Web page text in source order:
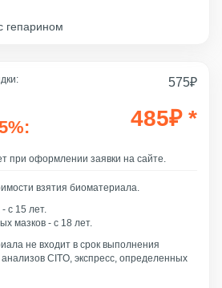
575₽
485₽ *
при оформлении заявки на сайте.
взятия биоматериала.
c 15 лет.
мазков - с 18 лет.
не входит в срок выполнения
CITO, экспресс, определенных
гепарином